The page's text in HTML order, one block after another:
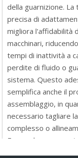
della guarnizione. La
precisa di
migliora l'affidabilità
macchinari,
tempi di inattività a
perdite di fluido o
sistema. Questo
semplifica anche il
assemblaggio, in
necessario tagliare
complesso o
Fornendo una